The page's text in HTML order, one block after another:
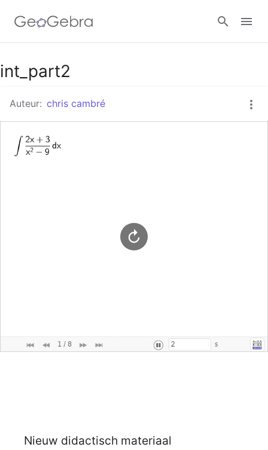
Google Classroom
GeoGebra Klaslokaal
int_part2
Auteur: chris cambré
Nieuw didactisch materiaal